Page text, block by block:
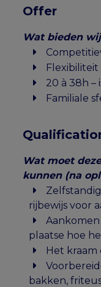
Offer
Wat bieden
Flexibiliteit
20 à 38h –
Familiale
Wat moet
kunnen (na
rijbewijs voor
plaatse hoe
Het
bakken,